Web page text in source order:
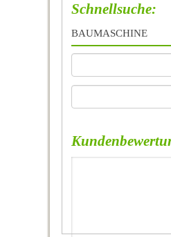
Schnellsuche:
BAUMASCHINE